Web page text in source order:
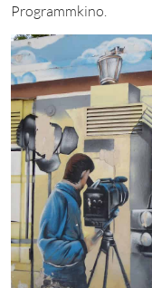
Programmkino.